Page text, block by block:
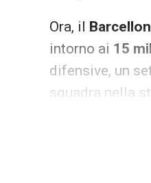
Ora, il
intorno ai 15
difensive, un
squadra nella
L’operazione